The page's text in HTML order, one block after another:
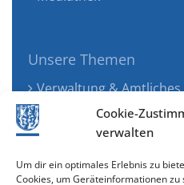
Cookie-
verwalten
Um dir ein optimales Erlebnis zu
Cookies, um Geräteinformationen
Unsere Themen
Verwaltung & Amtliches
Jugend, Familie &
Tourismus, Freizeit &
Wirtschaft & Verkehr